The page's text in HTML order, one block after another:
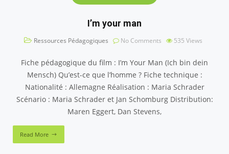
I’m your man
Ressources Pédagogiques No Comments 535 Views
Fiche pédagogique du film : I’m Your Man (Ich bin dein
Mensch) Qu’est-ce que l’homme ? Fiche technique :
Nationalité : Allemagne Réalisation : Maria Schrader
Scénario : Maria Schrader et Jan Schomburg Distribution:
Maren Eggert, Dan Stevens,
Read More